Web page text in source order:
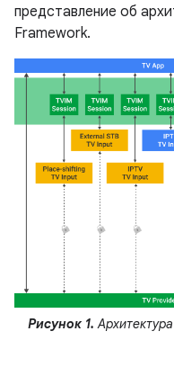
представление об
Framework.
Рисунок 1.